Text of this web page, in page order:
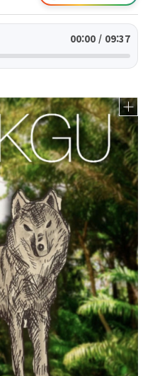
00:00 / 09:37